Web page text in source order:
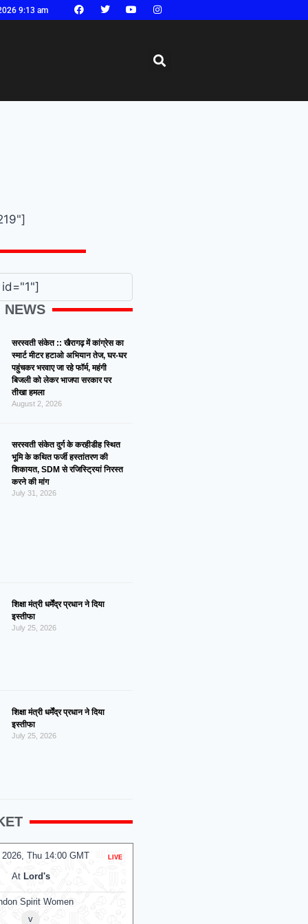
9:13 am
NEWS
सरस्वती संकेत :: खैरागढ़ में कांग्रेस का
स्मार्ट मीटर हटाओ अभियान तेज, घर-घर
पहुंचकर भरवाए जा रहे फॉर्म, महंगी
बिजली को लेकर भाजपा सरकार पर
तीखा हमला
August 2, 2026
सरस्वती संकेत दुर्ग के करहीडीह स्थित
भूमि के कथित फर्जी हस्तांतरण की
शिकायत, SDM से रजिस्ट्रियां निरस्त
करने की मांग
July 31, 2026
शिक्षा मंत्री धर्मेंद्र प्रधान ने दिया
इस्तीफा
July 25, 2026
शिक्षा मंत्री धर्मेंद्र प्रधान ने दिया
इस्तीफा
July 25, 2026
2026, Thu 14:00 GMT LIVE
At Lord's
Spirit Women
v